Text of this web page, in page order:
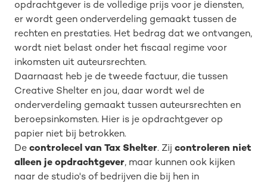
opdrachtgever is de volledige prijs voor je diensten,
er wordt geen onderverdeling gemaakt tussen de
rechten en prestaties. Het bedrag dat we ontvangen,
wordt niet belast onder het fiscaal regime voor
inkomsten uit auteursrechten.
Daarnaast heb je de tweede factuur, die tussen
Creative Shelter en jou, daar wordt wel de
onderverdeling gemaakt tussen auteursrechten en
beroepsinkomsten. Hier is je opdrachtgever op
papier niet bij betrokken.
De controlecel van Tax Shelter. Zij controleren niet
alleen je opdrachtgever, maar kunnen ook kijken
naar de studio's of bedrijven die bij hen in